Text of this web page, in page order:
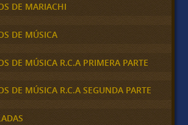
DE MARIACHI
DE MÚSICA
DE MÚSICA R.C.A PRIMERA PARTE
DE MÚSICA R.C.A SEGUNDA PARTE